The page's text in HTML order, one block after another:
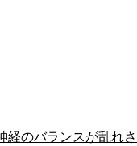
経のバランスが乱れ